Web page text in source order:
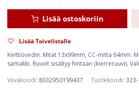
Lisää ostoskoriin
Lisää Toivelistalle
Keittiövedin. Mitat 13x99mm, CC-mitta 64mm.
samakki. Ruuvit sisältyy hintaan (kierreruuvi).
Viivakoodi: 8032950199437 Tuotekoodi: